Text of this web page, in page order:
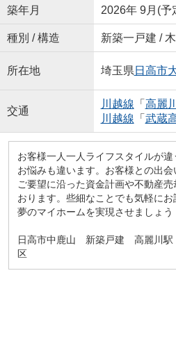
築年月 2026年 9月(予
種別 / 構造 新築一戸建 /
所在地 埼玉県 日高市
交通
川越線 「 高麗川
川越線 「 武蔵
お客様一人一人ライフスタイルが
お悩みも違います。お客様との出
ご要望に沿った資金計画や不動産
おります。些細なことでも気軽に
夢のマイホームを実現させましょう
日高市中鹿山 新築戸建 高麗川
区